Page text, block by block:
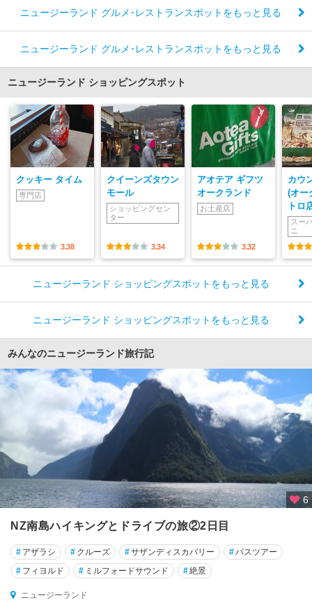
ニュージーランド グルメ･レストランスポットをもっと見る
ニュージーランド グルメ･レストランスポットをもっと見る
ニュージーランド ショッピングスポット
クッキー タイム
専門店
3.38
クイーンズタウン
モール
ショッピングセン
ター
3.34
アオテア ギフツ
オークランド
お土産店
3.32
カウ
(オー
トロ
スー
ニ
ニュージーランド ショッピングスポットをもっと見る
ニュージーランド ショッピングスポットをもっと見る
みんなのニュージーランド旅行記
6
NZ南島ハイキングとドライブの旅②2日目
# アザラシ # クルーズ #サザンディスカバリー #バスツアー
# フィヨルド # ミルフォードサウンド #絶景
ニュージーランド